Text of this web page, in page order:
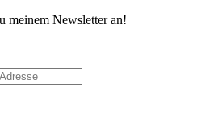
meinem Newsletter an!